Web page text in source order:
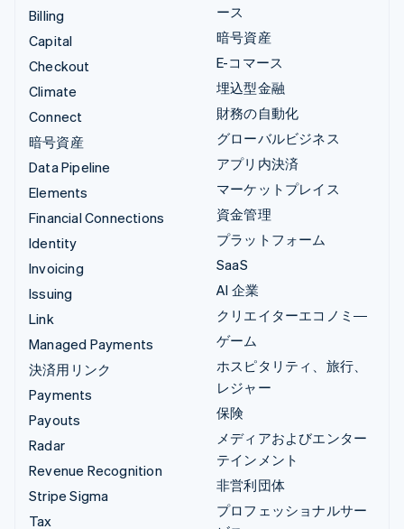
Billing
Capital
Checkout
Climate
Connect
暗号資産
Data Pipeline
Elements
Financial Connections
Identity
Invoicing
Issuing
Link
Managed Payments
決済用リンク
Payments
Payouts
Radar
Revenue Recognition
Stripe Sigma
Tax
ース
暗号資産
E-コマース
埋込型金融
財務の自動化
グローバルビジネス
アプリ内決済
マーケットプレイス
資金管理
プラットフォーム
SaaS
AI 企業
クリエイターエコノミ―
ゲーム
ホスピタリティ、旅行、
レジャー
保険
メディアおよびエンター
テインメント
非営利団体
プロフェッショナルサー